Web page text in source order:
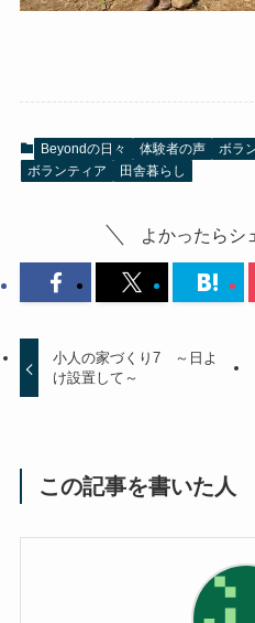
Beyondの日々 体験者の声 ボラ
ボランティア
田舎暮らし
よかったらシ
小人の家づくり7 ～日よ
け設置して～
この記事を書いた人